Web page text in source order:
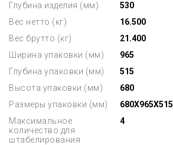
Глубина изделия (мм)
530
Вес нетто (кг)
16.500
Вес брутто (кг)
21.400
Ширина упаковки (мм)
965
Глубина упаковки (мм)
515
Высота упаковки (мм)
680
Размеры упаковки (мм)
680X965X515
Максимальное
количество для
штабелирования
4